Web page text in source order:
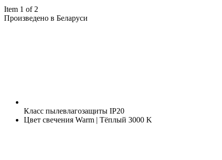
Item 1 of 2
Произведено в Беларуси
Класс пылевлагозащиты IP20
Цвет свечения Warm | Тёплый 3000 K